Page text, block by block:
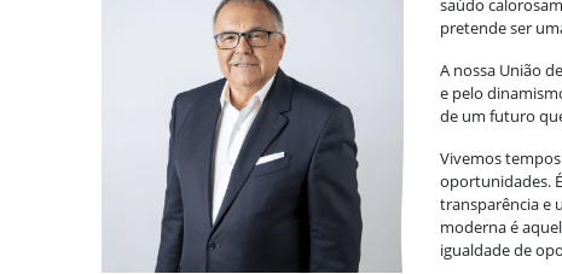
pretende ser
A nossa União
e pelo
de um futuro
Vivemos
oportunidades.
transparência e
moderna é
igualdade de